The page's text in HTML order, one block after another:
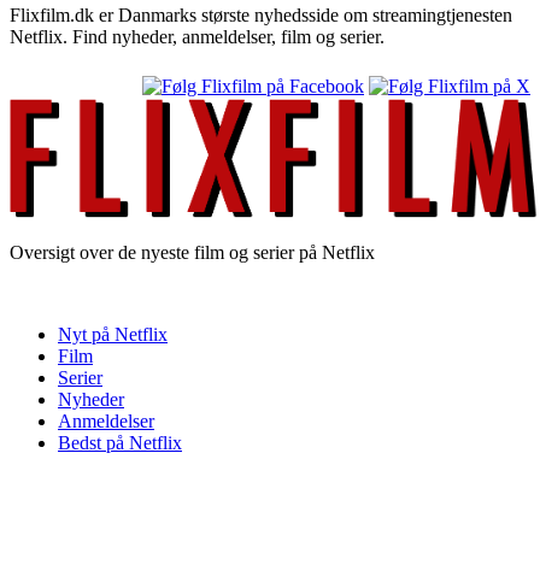
Flixfilm.dk er Danmarks største nyhedsside om streamingtjenesten
Netflix. Find nyheder, anmeldelser, film og serier.
Oversigt over de nyeste film og serier på Netflix
Nyt på Netflix
Film
Serier
Nyheder
Anmeldelser
Bedst på Netflix